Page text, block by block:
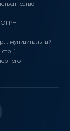
ОГРН
муниципальный
стр. 1